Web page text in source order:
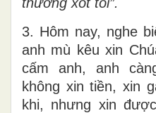
3. Hôm nay, nghe
anh mù kêu xin
cấm anh, anh
không xin tiền, xin
khi, nhưng xin